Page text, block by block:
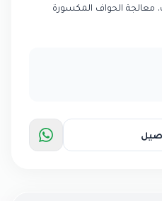
معالجة الحواف المكسورة